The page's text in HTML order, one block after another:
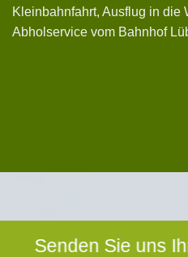
Kleinbahnfahrt, Ausflug in die
Abholservice vom Bahnhof
Senden Sie uns